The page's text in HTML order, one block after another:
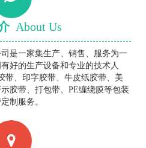
About Us
一家集生产、销售、服务为一
好的生产设备和专业的技术人
带、印字胶带、牛皮纸胶带、美
胶带、打包带、PE缠绕膜等包装
制服务。